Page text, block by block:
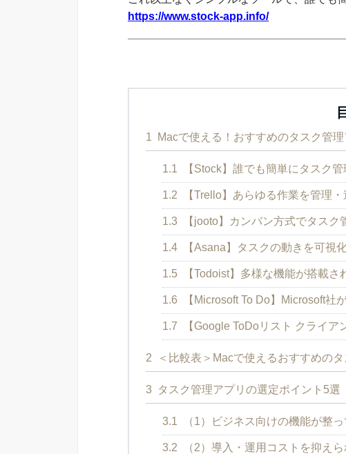
https://www.stock-app.info/
1 Macで使える！おすすめのタスク管
1.1 【Stock】誰でも簡単にタスク
1.2 【Trello】あらゆる作業を管理
1.3 【jooto】カンバン方式でタスク
1.4 【Asana】タスクの動きを可視
1.5 【Todoist】多様な機能が搭載さ
1.6 【Microsoft To Do】Microsoft社
1.7 【Google ToDoリスト クライア
2 ＜比較表＞Macで使えるおすすめの
3 タスク管理アプリの選定ポイント5選
3.1 （1）ビジネス向けの機能が整
3.2 （2）導入・運用コストを抑え